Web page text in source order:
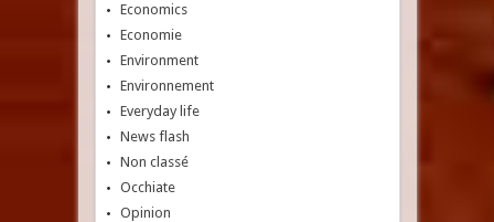
Economics
Economie
Environment
Environnement
Everyday life
News flash
Non classé
Occhiate
Opinion